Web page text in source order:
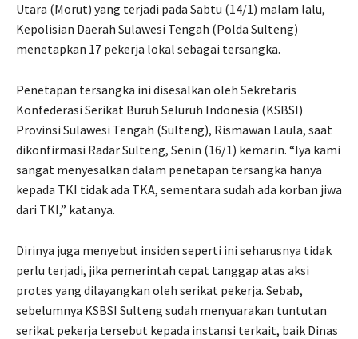
Utara (Morut) yang terjadi pada Sabtu (14/1) malam lalu,
Kepolisian Daerah Sulawesi Tengah (Polda Sulteng)
menetapkan 17 pekerja lokal sebagai tersangka.
Penetapan tersangka ini disesalkan oleh Sekretaris
Konfederasi Serikat Buruh Seluruh Indonesia (KSBSI)
Provinsi Sulawesi Tengah (Sulteng), Rismawan Laula, saat
dikonfirmasi Radar Sulteng, Senin (16/1) kemarin. “Iya kami
sangat menyesalkan dalam penetapan tersangka hanya
kepada TKI tidak ada TKA, sementara sudah ada korban jiwa
dari TKI,” katanya.
Dirinya juga menyebut insiden seperti ini seharusnya tidak
perlu terjadi, jika pemerintah cepat tanggap atas aksi
protes yang dilayangkan oleh serikat pekerja. Sebab,
sebelumnya KSBSI Sulteng sudah menyuarakan tuntutan
serikat pekerja tersebut kepada instansi terkait, baik Dinas